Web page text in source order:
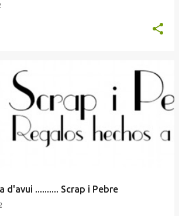
d'avui .......... Scrap i Pebre